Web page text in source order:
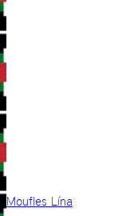
Moufles Lína